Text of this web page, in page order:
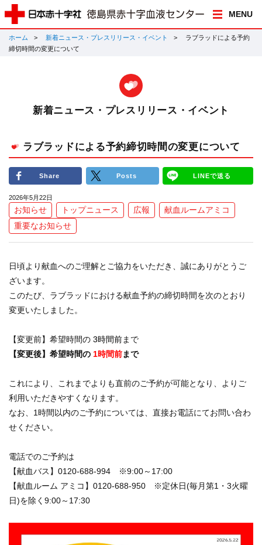
MENU
ホーム 新着ニュース・プレスリリース・イベント
ラブラッドによる予約
締切時間の変更について
新着ニュース・プレスリリース・イベント
ラブラッドによる予約締切時間の変更について
Share Posts LINEで送る
2026年5月22日
お知らせ トップニュース 広報
献血ルームアミコ
重要なお知らせ
日頃より献血へのご理解とご協力をいただき、誠にありがとうご
ざいます。
このたび、ラブラッドにおける献血予約の締切時間を次のとおり
変更いたしました。
【変更前】希望時間の 3時間前まで
【変更後】希望時間の 1時間前まで
これにより、これまでよりも直前のご予約が可能となり、よりご
利用いただきやすくなります。
なお、1時間以内のご予約については、直接お電話にてお問い合わ
せください。
電話でのご予約は
【献血バス】 0120-688-994 ※9:00～17:00
【献血ルーム アミコ】 0120-688-950 ※定休日(毎月第1・3火曜
日)を除く9:00～17:30